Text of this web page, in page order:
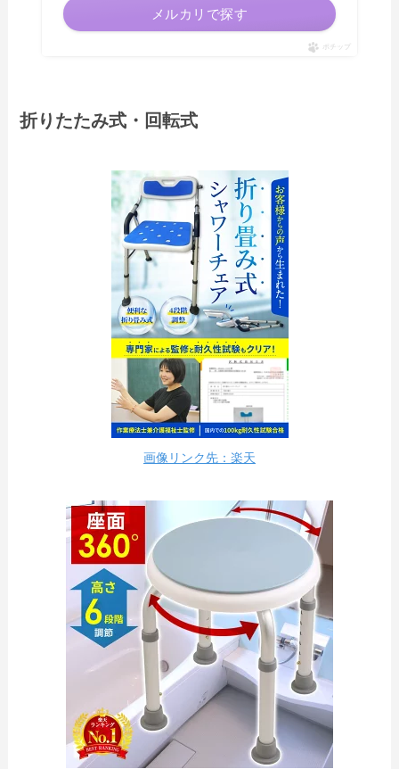
メルカリで探す
ポチップ
折りたたみ式・回転式
画像リンク先：楽天